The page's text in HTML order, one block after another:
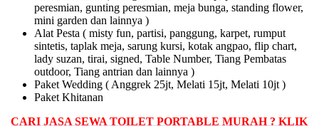
peresmian, gunting peresmian, meja bunga, standing flower,
mini garden dan lainnya )
Alat Pesta ( misty fun, partisi, panggung, karpet, rumput
sintetis, taplak meja, sarung kursi, kotak angpao, flip chart,
lady suzan, tirai, signed, Table Number, Tiang Pembatas
outdoor, Tiang antrian dan lainnya )
Paket Wedding ( Anggrek 25jt, Melati 15jt, Melati 10jt )
Paket Khitanan
CARI JASA SEWA TOILET PORTABLE MURAH ? KLIK